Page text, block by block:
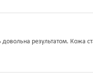
довольна результатом. Кожа